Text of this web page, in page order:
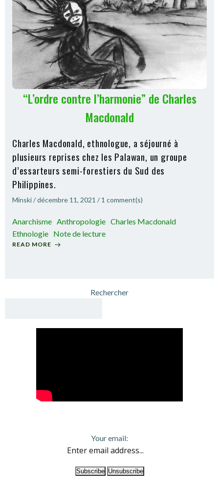
“L’ordre contre l’harmonie” de Charles
Macdonald
Charles Macdonald, ethnologue, a séjourné à
plusieurs reprises chez les Palawan, un groupe
d’essarteurs semi-forestiers du Sud des
Philippines.
Minski/décembre 11, 2021 / 1 comment(s)
Anarchisme Anthropologie Charles Macdonald
Ethnologie Note de lecture
READ MORE
Rechercher
Your email: